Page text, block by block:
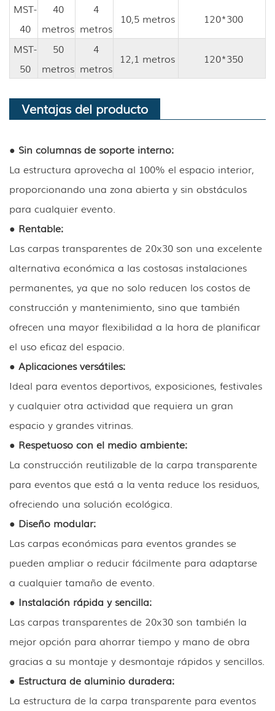
MST-
40
40
metros
4
metros
10,5 metros 120*300
MST-
50
50
metros
4
metros
12,1 metros 120*350
Ventajas del producto
● Sin columnas de soporte interno:
La estructura aprovecha al 100% el espacio interior,
proporcionando una zona abierta y sin obstáculos
para cualquier evento.
● Rentable:
Las carpas transparentes de 20x30 son una excelente
alternativa económica a las costosas instalaciones
permanentes, ya que no solo reducen los costos de
construcción y mantenimiento, sino que también
ofrecen una mayor flexibilidad a la hora de planificar
el uso eficaz del espacio.
● Aplicaciones versátiles:
Ideal para eventos deportivos, exposiciones, festivales
y cualquier otra actividad que requiera un gran
espacio y grandes vitrinas.
● Respetuoso con el medio ambiente:
La construcción reutilizable de la carpa transparente
para eventos que está a la venta reduce los residuos,
ofreciendo una solución ecológica.
● Diseño modular:
Las carpas económicas para eventos grandes se
pueden ampliar o reducir fácilmente para adaptarse
a cualquier tamaño de evento.
● Instalación rápida y sencilla:
Las carpas transparentes de 20x30 son también la
mejor opción para ahorrar tiempo y mano de obra
gracias a su montaje y desmontaje rápidos y sencillos.
● Estructura de aluminio duradera:
La estructura de la carpa transparente para eventos